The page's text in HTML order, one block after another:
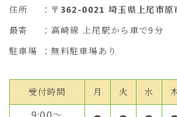
住所 ： 〒362-0021 埼玉県上尾市
最寄
：高崎線 上尾駅から車で9分
駐車場
：無料駐車場あり
受付時間 月 火 水
9:00〜